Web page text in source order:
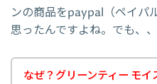
ンの商品をpaypal（ペイパ
思ったんですよね。でも、、
なぜ？グリーンティー モ